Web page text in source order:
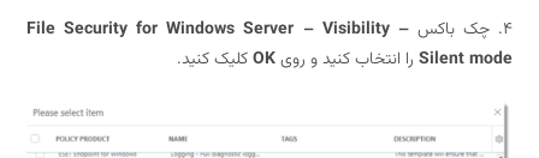
File Security for Windows Server – Visibility –
Silentرا انتخاب کنید و رویOKکلیک کنید.